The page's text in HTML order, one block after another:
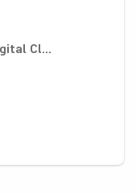
Cl...